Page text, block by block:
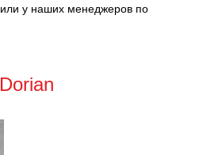
или у наших менеджеров по
Dorian